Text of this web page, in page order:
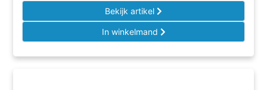
Bekijk artikel
In winkelmand